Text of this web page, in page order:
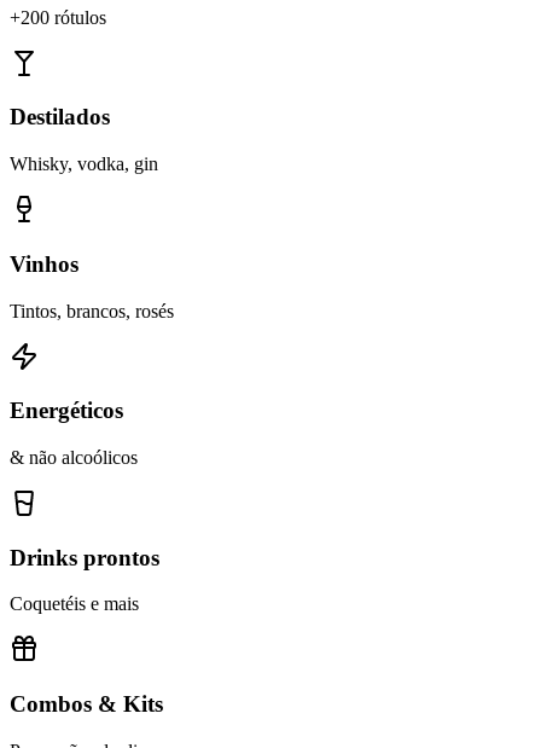
+200 rótulos
Destilados
Whisky, vodka, gin
Vinhos
Tintos, brancos, rosés
Energéticos
& não alcoólicos
Drinks prontos
Coquetéis e mais
Combos & Kits